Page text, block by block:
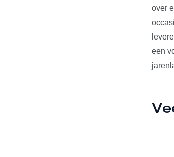
over
een